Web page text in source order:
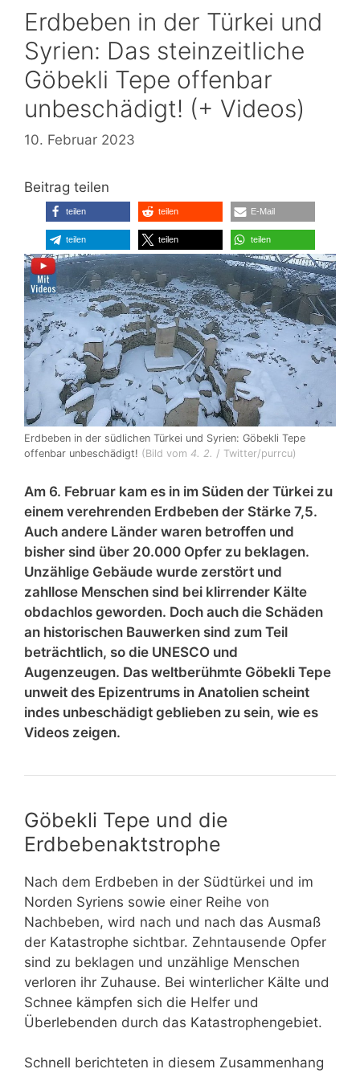
Erdbeben in der Türkei und
Syrien: Das steinzeitliche
Göbekli Tepe offenbar
unbeschädigt! (+ Videos)
10. Februar 2023
Beitrag teilen
teilen teilen E-Mail
teilen teilen teilen
Erdbeben in der südlichen Türkei und Syrien: Göbekli Tepe
offenbar unbeschädigt! (Bild vom 4. 2. / Twitter/purrcu)
Am 6. Februar kam es in im Süden der Türkei zu
einem verehrenden Erdbeben der Stärke 7,5.
Auch andere Länder waren betroffen und
bisher sind über 20.000 Opfer zu beklagen.
Unzählige Gebäude wurde zerstört und
zahllose Menschen sind bei klirrender Kälte
obdachlos geworden. Doch auch die Schäden
an historischen Bauwerken sind zum Teil
beträchtlich, so die UNESCO und
Augenzeugen. Das weltberühmte Göbekli Tepe
unweit des Epizentrums in Anatolien scheint
indes unbeschädigt geblieben zu sein, wie es
Videos zeigen.
Göbekli Tepe und die
Erdbebenaktstrophe
Nach dem Erdbeben in der Südtürkei und im
Norden Syriens sowie einer Reihe von
Nachbeben, wird nach und nach das Ausmaß
der Katastrophe sichtbar. Zehntausende Opfer
sind zu beklagen und unzählige Menschen
verloren ihr Zuhause. Bei winterlicher Kälte und
Schnee kämpfen sich die Helfer und
Überlebenden durch das Katastrophengebiet.
Schnell berichteten in diesem Zusammenhang